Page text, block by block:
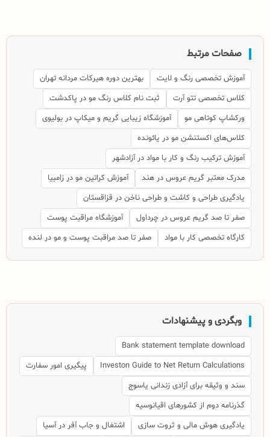
صفحات مرتبط
آموزش تخصصی رنگ و لایت
بهترین دوره هیرکات مردانه تهران
کلاس تخصصی تتو آرت
ثبت نام کلاس رنگ مو در پاکدشت
ورکشاپ کوتاهی مو
آموزشگاه زیبایی گریم و میکاپ در بولیوی
کلاس‌های اکستنشن مو در یائونده
آموزش ترکیب رنگ و کار با مواد در آزادشهر
مدرک معتبر گریم عروس در هند
آموزش کراتین مو در زامبیا
یادگیری طراحی و کاشت و طراحی ناخن در قزاقستان
صفر تا صد گریم عروس در چرداول
آموزشگاه مراقبت پوست
کارگاه تخصصی کار با مواد
صفر تا صد مراقبت پوست و مو در لنده
وبگردی و پیشنهادات
Bank statement template download
Investon Guide to Net Return Calculations
پیگیری امور سفارت
سند و وثیقه برای آزادی زندانی یاسوج
گذرنامه دوم از کشورهای اقیانوسیه
یادگیری هوش مالی و ثروت سازی
اشتغال و جاب آفر در آسیا